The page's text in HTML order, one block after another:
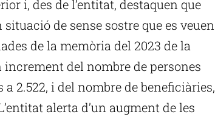
i, des de l’entitat, destaquen que
de sense sostre que es veuen
de la memòria del 2023 de la
del nombre de persones
2.522, i del nombre de beneficiàries,
alerta d’un augment de les